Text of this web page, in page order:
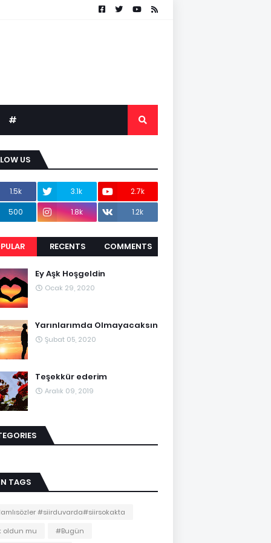
#
US
1.5k 3.1k
2.7k
500
1.8k 1.2k
RECENTS COMMENTS
Ey Aşk Hoşgeldin
Ocak 29, 2020
Yarınlarımda Olmayacaksın
Şubat 05, 2020
Teşekkür ederim
Aralık 09, 2019
TAGS
#siirduvarda#siirsokakta
oldun mu
#Bugün